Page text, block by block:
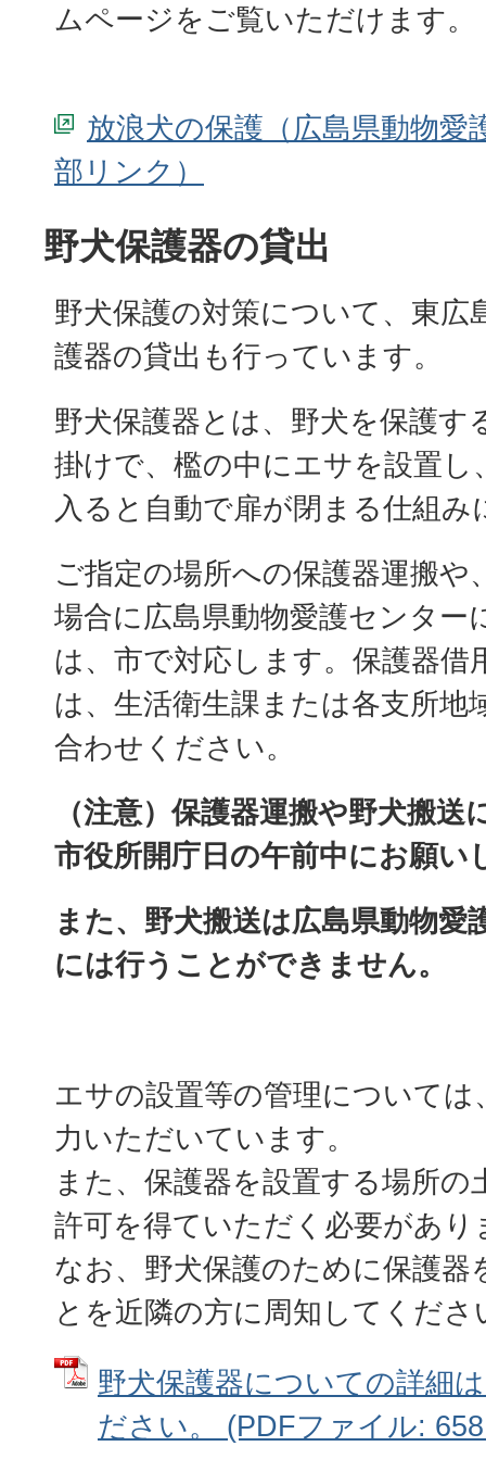
ムページをご覧いただけます。
放浪犬の保護（広島県動物愛
野犬保護器の貸出
野犬保護の対策について、東広
護器の貸出も行っています。
野犬保護器とは、野犬を保護す
掛けで、檻の中にエサを設置し
入ると自動で扉が閉まる仕組
ご指定の場所への保護器運搬や
場合に広島県動物愛護センター
は、市で対応します。保護器借
は、生活衛生課または各支所地
合わせください。
（注意）保護器運搬や野犬搬送
市役所開庁日の午前中にお願い
また、野犬搬送は広島県動物愛
には行うことができません。
エサの設置等の管理については
力いただいています。
また、保護器を設置する場所の
許可を得ていただく必要があり
なお、野犬保護のために保護器
とを近隣の方に周知してくださ
野犬保護器についての詳細
ださい。 (PDFファイル: